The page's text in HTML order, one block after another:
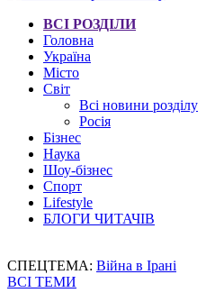
ВСІ РОЗДІЛИ
Головна
Україна
Місто
Світ
Всі новини розділу
Росія
Бізнес
Наука
Шоу-бізнес
Спорт
Lifestyle
БЛОГИ ЧИТАЧІВ
СПЕЦТЕМА: Війна в Ірані
ВСІ ТЕМИ